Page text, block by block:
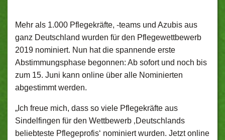
Mehr als 1.000 Pflegekräfte, -teams und Azubis aus
ganz Deutschland wurden für den Pflegewettbewerb
2019 nominiert. Nun hat die spannende erste
Abstimmungsphase begonnen: Ab sofort und noch bis
zum 15. Juni kann online über alle Nominierten
abgestimmt werden.
„Ich freue mich, dass so viele Pflegekräfte aus
Sindelfingen für den Wettbewerb ‚Deutschlands
beliebteste Pflegeprofis‘ nominiert wurden. Jetzt online